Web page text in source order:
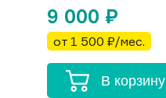
9 000 ₽
от 1 500 ₽/мес.
В корзину